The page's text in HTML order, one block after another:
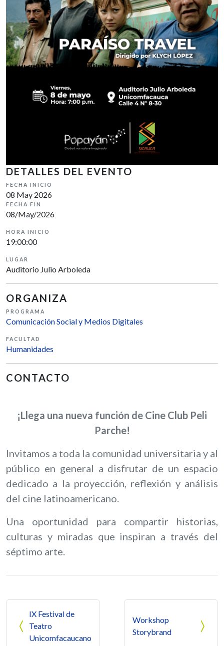
DETALLES DEL EVENTO
FECHA INICIO
08 May 2026
FECHA FIN
08/May/2026
HORA INICIO
19:00:00
LUGAR
Auditorio Julio Arboleda
ORGANIZA
PROGRAMA
Comunicación Social y Medios Digitales
FACULTAD
Humanidades
CONTACTO
¡Llega una nueva función de Cine Club Peli
Parche!
Invitamos a toda la comunidad universitaria y al
público en general a disfrutar de un espacio
dedicado a la proyección, reflexión y análisis
del cine latinoamericano.
Una oportunidad para compartir historias,
culturas y miradas que inspiran a través del
séptimo arte.
IX Festival de
Teatro
Unicomfacaucano
Workshop
Storybrand